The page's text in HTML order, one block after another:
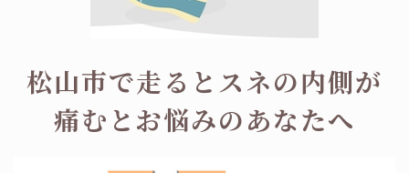
松山市で走るとスネの内側が
痛むとお悩みのあなたへ